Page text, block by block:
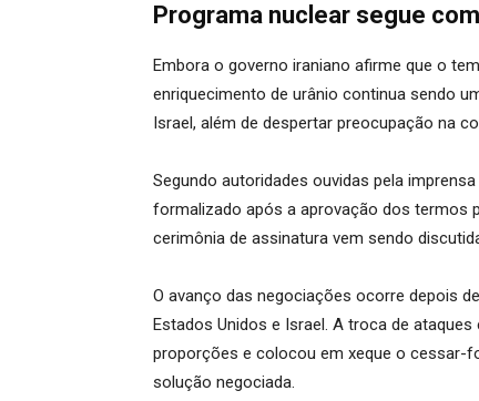
Programa nuclear segue
Embora o governo iraniano afirme que o
enriquecimento de urânio continua sendo
Israel, além de despertar preocupação na
Segundo autoridades ouvidas pela
formalizado após a aprovação dos termos
cerimônia de assinatura vem sendo
O avanço das negociações ocorre depois
Estados Unidos e Israel. A troca de
proporções e colocou em xeque o cessar-
solução negociada.